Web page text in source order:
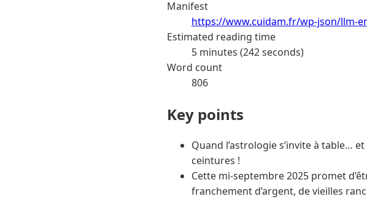
Manifest
https://www.cuidam.fr/wp-json/llm-
Estimated reading time
5 minutes (242 seconds)
Word count
806
Key points
Quand l’astrologie s’invite à table…
ceintures !
Cette mi-septembre 2025 promet
franchement d’argent, de vieilles